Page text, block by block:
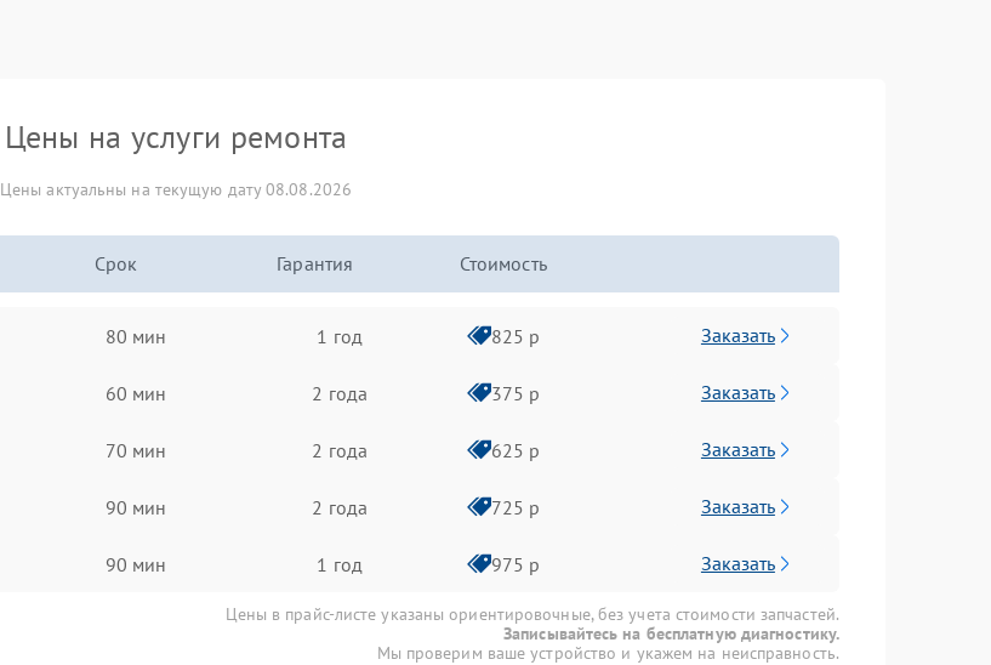
Цены на услуги ремонта
Цены актуальны на текущую дату 08.08.2026
Срок Гарантия Стоимость
80 мин 1 год 825 р Заказать
60 мин 2 года 375 р Заказать
70 мин 2 года 625 р Заказать
90 мин 2 года 725 р Заказать
90 мин 1 год 975 р Заказать
Цены в прайс-листе указаны ориентировочные, без учета стоимости запчастей.
Записывайтесь на бесплатную диагностику.
Мы проверим ваше устройство и укажем на неисправность.